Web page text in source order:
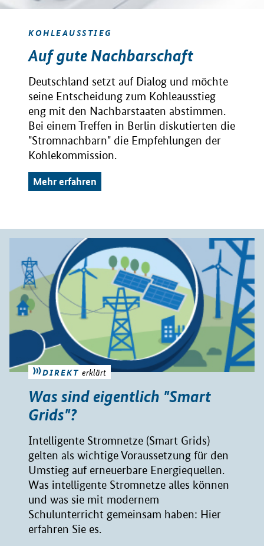
KOHLEAUSSTIEG
Auf gute Nachbarschaft
Deutschland setzt auf Dialog und möchte
seine Entscheidung zum Kohleausstieg
eng mit den Nachbarstaaten abstimmen.
Bei einem Treffen in Berlin diskutierten die
"Stromnachbarn" die Empfehlungen der
Kohlekommission.
Mehr erfahren
DIREKT erklärt
Was sind eigentlich "Smart
Grids"?
Intelligente Stromnetze (Smart Grids)
gelten als wichtige Voraussetzung für den
Umstieg auf erneuerbare Energiequellen.
Was intelligente Stromnetze alles können
und was sie mit modernem
Schulunterricht gemeinsam haben: Hier
erfahren Sie es.